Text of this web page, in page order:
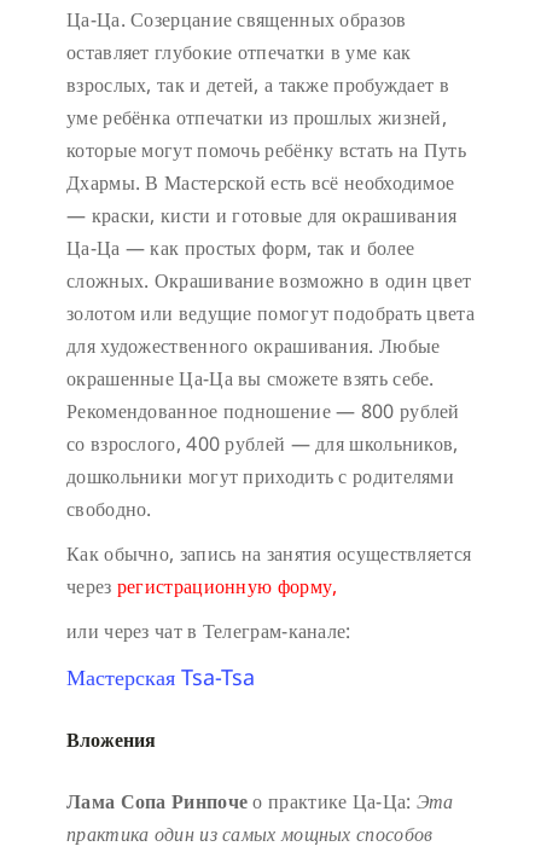
Ца-Ца. Созерцание священных образов
оставляет глубокие отпечатки в уме как
взрослых, так и детей, а также пробуждает в
уме ребёнка отпечатки из прошлых жизней,
которые могут помочь ребёнку встать на Путь
Дхармы. В Мастерской есть всё необходимое
— краски, кисти и готовые для окрашивания
Ца-Ца — как простых форм, так и более
сложных. Окрашивание возможно в один цвет
золотом или ведущие помогут подобрать цвета
для художественного окрашивания. Любые
окрашенные Ца-Ца вы сможете взять себе.
Рекомендованное подношение — 800 рублей
со взрослого, 400 рублей — для школьников,
дошкольники могут приходить с родителями
свободно.
Как обычно, запись на занятия осуществляется
через регистрационную форму,
или через чат в Телеграм-канале:
Мастерская Tsa-Tsa
Вложения
Лама Сопа Ринпочео практике Ца-Ца: Эта
практика один из самых мощных способов